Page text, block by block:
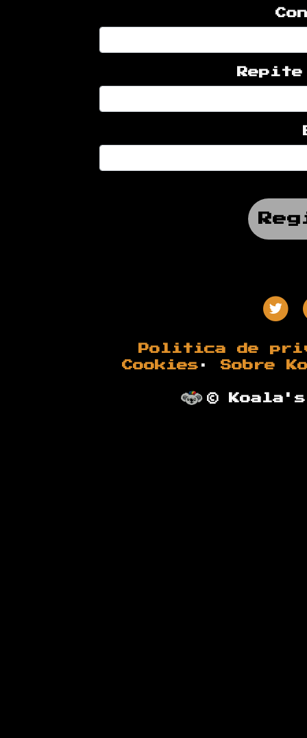
Politica de
Cookies · Sobre
© Koala's